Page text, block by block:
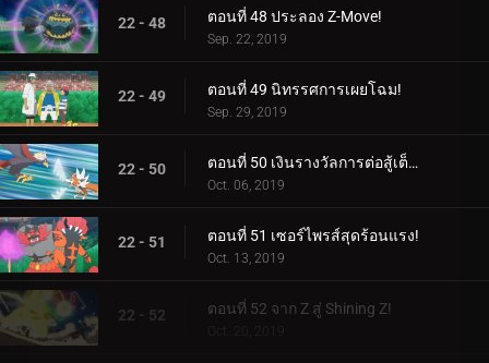
22 - 48 ตอนที่ 48 ประลอง Z-Move!
Sep. 22, 2019
22 - 49 ตอนที่ 49 นิทรรศการเผยโฉม!
Sep. 29, 2019
22 - 50 ตอนที่ 50 เงินรางวัลการต่อสู้เต็มรูปแบบ!
Oct. 06, 2019
22 - 51 ตอนที่ 51 เซอร์ไพรส์สุดร้อนแรง!
Oct. 13, 2019
22 - 52 ตอนที่ 52 จาก Z สู่ Shining Z!
Oct. 20, 2019